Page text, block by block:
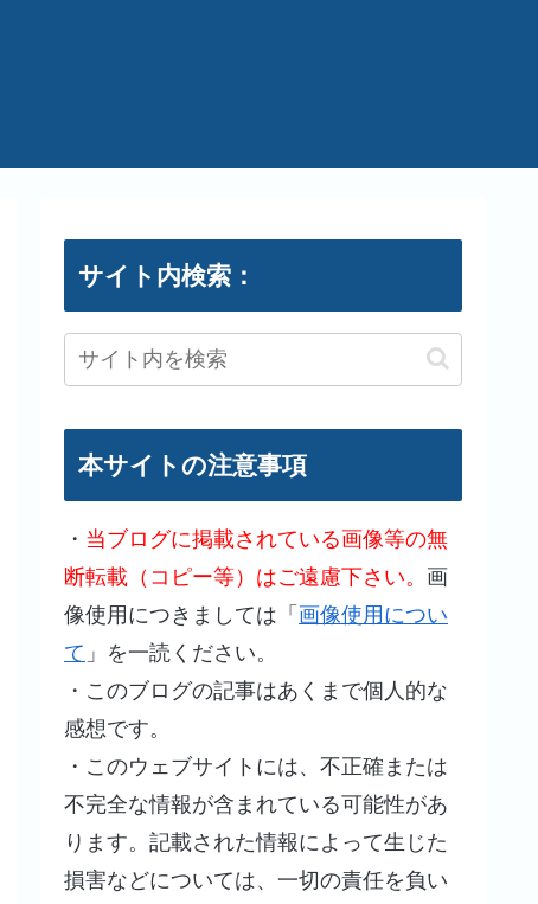
サイト内検索：
本サイトの注意事項
・ 当ブログに掲載されている画像等の無
断転載（コピー等）はご遠慮下さい。 画
像使用につきましては「 画像使用につい
て 」を一読ください。
・このブログの記事はあくまで個人的な
感想です。
・このウェブサイトには、不正確または
不完全な情報が含まれている可能性があ
ります。記載された情報によって生じた
損害などについては、一切の責任を負い